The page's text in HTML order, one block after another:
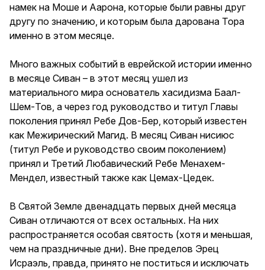
намек на Моше и Аарона, которые были равны друг
другу по значению, и которым была дарована Тора
именно в этом месяце.
Много важных событий в еврейской истории именно
в месяце Сиван – в этот месяц ушел из
материального мира основатель хасидизма Баал-
Шем-Тов, а через год руководство и титул Главы
поколения принял Ребе Дов-Бер, который известен
как Межирический Магид. В месяц Сиван нисиюс
(титул Ребе и руководство своим поколением)
принял и Третий Любавический Ребе Менахем-
Мендел, известный также как Цемах-Цедек.
В Святой Земле двенадцать первых дней месяца
Сиван отличаются от всех остальных. На них
распространяется особая святость (хотя и меньшая,
чем на праздничные дни). Вне пределов Эрец
Исраэль, правда, принято не поститься и исключать